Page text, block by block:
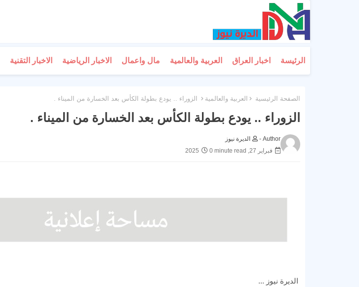
الرئيسة اخبار العراق العربية والعالمية مال واعمال الاخبار الرياضية الاخبار التقنية
الصفحة الرئيسية العربية والعالمية الزوراء .. يودع بطولة الكأس بعد الخسارة من الميناء .
الزوراء .. يودع بطولة الكأس بعد الخسارة من الميناء .
Author -
الديرة نيوز
فبراير 27, 2025
0 minute read
الديرة نيوز ...